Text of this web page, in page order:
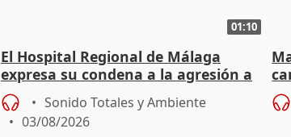
01:10
El Hospital Regional de Málaga
expresa su condena a la agresión a
dos enfermeras de Urgencias
Sonido Totales y Ambiente
03/08/2026